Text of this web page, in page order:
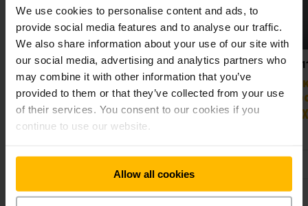
We use cookies to personalise content and ads, to
provide social media features and to analyse our traffic.
We also share information about your use of our site with
our social media, advertising and analytics partners who
may combine it with other information that you’ve
provided to them or that they’ve collected from your use
of their services. You consent to our cookies if you
continue to use our website.
Allow all cookies
CBH 2.0–3.5
AntOn by Jungheinrich
Ηλεκτροκίνητο μηχάνημα
αντιβάρου 2.5
2000 - 3000 kg
EFG
kg
kg